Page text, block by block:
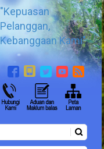
"Kepuasan
Pelanggan,
Kebanggaan Kami"